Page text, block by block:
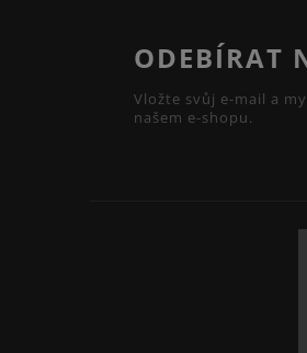
ODEBÍRAT
Vložte svůj e-mail a
našem e-shopu.